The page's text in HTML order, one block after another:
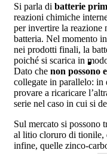
Si parla di batterie
reazioni chimiche
per invertire la reazione
batteria. Nel momento
nei prodotti finali, la
poiché si scarica in
Dato che non possono
collegate in parallelo: in
provare a ricaricare
serie nel caso in cui si
Sul mercato si possono
al litio cloruro di tionile,
infine, quelle zinco-